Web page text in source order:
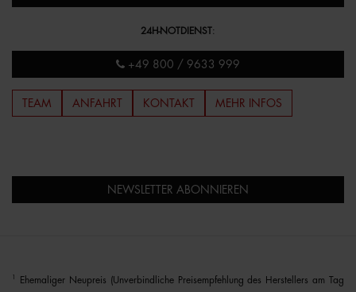
24H-NOTDIENST:
+49 800 / 9633 999
TEAM ANFAHRT KONTAKT MEHR INFOS
NEWSLETTER ABONNIEREN
Ehemaliger Neupreis (Unverbindliche Preisempfehlung des Herstellers am Tag